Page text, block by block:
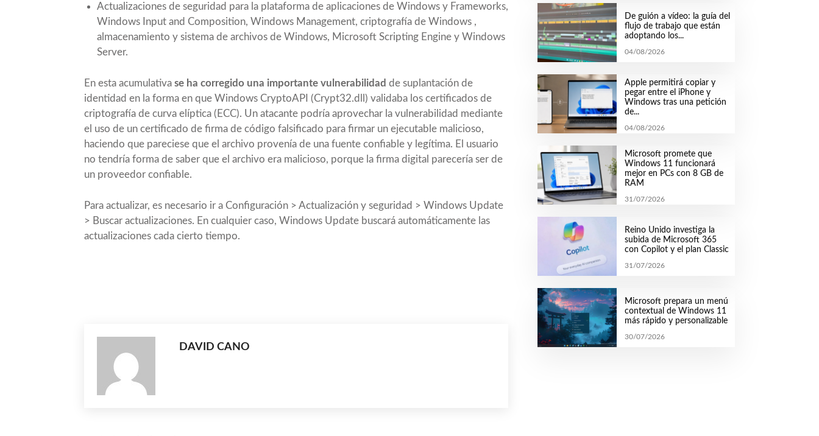
Actualizaciones de seguridad para la plataforma de aplicaciones de Windows y Frameworks,
Windows Input and Composition, Windows Management, criptografía de Windows ,
almacenamiento y sistema de archivos de Windows, Microsoft Scripting Engine y Windows
Server.
En esta acumulativa se ha corregido una importante vulnerabilidad de suplantación de
identidad en la forma en que Windows CryptoAPI (Crypt32.dll) validaba los certificados de
criptografía de curva elíptica (ECC). Un atacante podría aprovechar la vulnerabilidad mediante
el uso de un certificado de firma de código falsificado para firmar un ejecutable malicioso,
haciendo que pareciese que el archivo provenía de una fuente confiable y legítima. El usuario
no tendría forma de saber que el archivo era malicioso, porque la firma digital parecería ser de
un proveedor confiable.
Para actualizar, es necesario ir a Configuración > Actualización y seguridad > Windows Update
> Buscar actualizaciones. En cualquier caso, Windows Update buscará automáticamente las
actualizaciones cada cierto tiempo.
DAVID CANO
De guión a vídeo: la guía del
flujo de trabajo que están
adoptando los...
04/08/2026
Apple permitirá copiar y
pegar entre el iPhone y
Windows tras una petición
de...
04/08/2026
Microsoft promete que
Windows 11 funcionará
mejor en PCs con 8 GB de
RAM
31/07/2026
Reino Unido investiga la
subida de Microsoft 365
con Copilot y el plan Classic
31/07/2026
Microsoft prepara un menú
contextual de Windows 11
más rápido y personalizable
30/07/2026